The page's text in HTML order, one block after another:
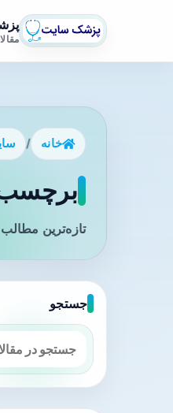
خانه /
تازه‌ترین
جستجو